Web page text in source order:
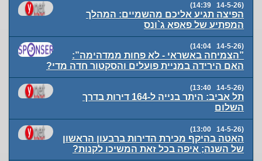
(14-5-26 14:39)
הפיצה תגיע אליכם מהשמיים: המהלך
המפתיע של פאפא ג`ונס
(14-5-26 14:04)
”הצמיחה באשראי - לא פחות ממדהימה”:
האם הירידה במניית פועלים והסקטור חדה מדי?
(14-5-26 13:40)
תל אביב: היתר בנייה ל-164 דירות בדרך
השלום
(14-5-26 13:00)
האטה בהיקף מכירת הדירות ברבעון הראשון
של השנה; איפה בכל זאת המשיכו לקנות?